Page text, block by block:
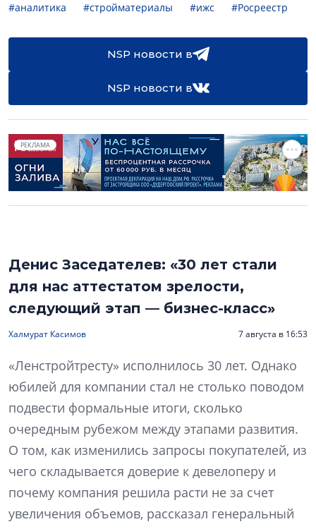
#аналитика #стройматериалы #ижс #Росреестр
NSP новости в
NSP новости в
РЕКЛАМА
Денис Заседателев: «30 лет стали
для нас аттестатом зрелости,
следующий этап — бизнес-класс»
Халмурат Касимов 7 августа в 16:53
«Ленстройтресту» исполнилось 30 лет. Однако
юбилей для компании стал не столько поводом
подвести формальные итоги, сколько
очередным рубежом между этапами развития.
О том, как изменились запросы покупателей, из
чего складывается доверие к девелоперу и
почему компания решила расти не за счет
увеличения объемов, рассказал генеральный